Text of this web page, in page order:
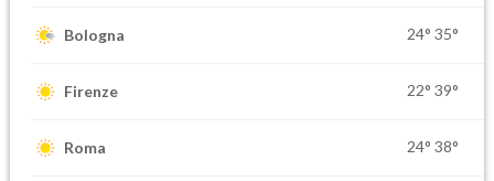
Bologna 24° 35°
Firenze 22° 39°
Roma 24° 38°